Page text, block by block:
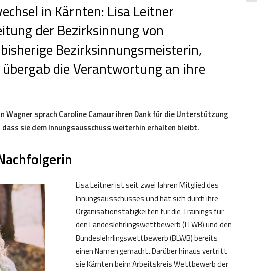
in Kärnten: Lisa Leitner
der Bezirksinnung von
Bezirksinnungsmeisterin,
übergab die Verantwortung an ihre
Wagner sprach Caroline Camaur ihren Dank für die Unterstützung
sie dem Innungsausschuss weiterhin erhalten bleibt.
Lisa Leitner ist seit zwei Jahren Mitglied des
Innungsausschusses und hat sich durch ihre
Organisationstätigkeiten für die Trainings für
den Landeslehrlingswettbewerb (LLWB) und den
Bundeslehrlingswettbewerb (BLWB) bereits
einen Namen gemacht. Darüber hinaus vertritt
sie Kärnten beim Arbeitskreis Wettbewerb der